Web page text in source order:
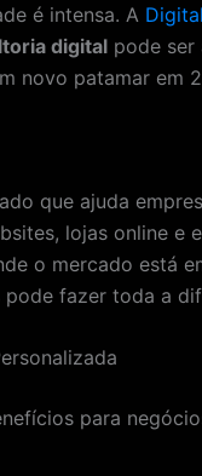
é intensa. A
digital pode ser
novo patamar em
que ajuda
lojas online e
o mercado está
fazer toda a
para